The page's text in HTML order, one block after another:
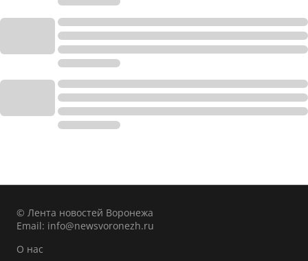
© Лента новостей Воронежа
Email: info@newsvoronezh.ru
О нас